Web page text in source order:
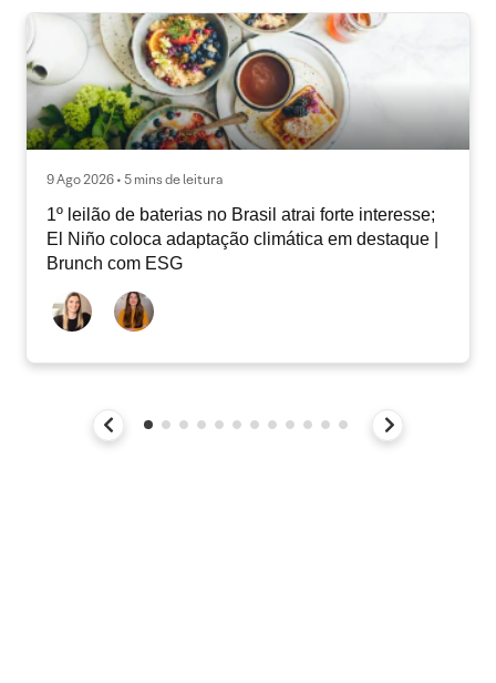
9 Ago 2026 • 5 mins de leitura
1º leilão de baterias no Brasil atrai forte interesse;
El Niño coloca adaptação climática em destaque |
Brunch com ESG